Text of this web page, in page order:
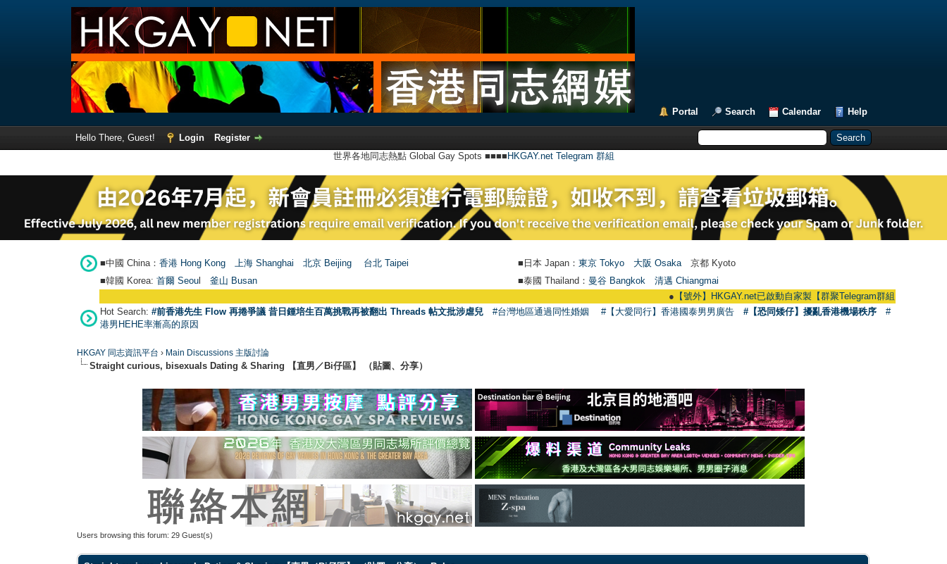
Portal Search Calendar Help
Hello There, Guest! Login
Register
世界各地同志熱點 Global Gay Spots ■■■■ HKGAY.net Telegram 群組
■中國 China： 香港 Hong Kong 上海 Shanghai 北京 Beijing 台北 Taipei ■日本 Japan： 東京 Tokyo 大阪 Osaka 京都 Kyoto
■韓國 Korea: 首爾 Seou 釜山 Busan ■泰國 Thailand： 曼谷 Bangkok
清邁 Chiangmai
【號外】HKGAY.net已啟動自家製【群聚Telegram群組】 HKGAY.net
Hot Search: #前香港先生 Flow 再捲爭議 昔日鍾培生百萬挑戰再被翻出 Threads 帖文批涉虐兒 #台灣地區通過同性婚姻 #【大愛同行】香港國泰男男廣告 #【恐同矮仔】擾亂香港機場秩序
#
港男HEHE率漸高的原因
HKGAY 同志資訊平台 › Main Discussions 主版討論
Straight curious, bisexuals Dating & Sharing 【直男／Bi仔區】 （貼圖、分享）
Users browsing this forum: 29 Guest(s)